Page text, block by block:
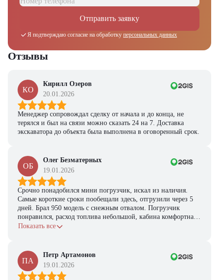
Отправить заявку
Я подтверждаю согласие на обработку персональных данных
Отзывы
КО
Кирилл Озеров
20.01.2026
Менеджер сопровождал сделку от начала и до конца, не
терялся и был на связи можно сказать 24 на 7. Доставка
экскаватора до объекта была выполнена в оговоренный срок.
ОБ
Олег Безматерных
19.01.2026
Срочно понадобился мини погрузчик, искал из наличия.
Самые короткие сроки пообещали здесь, отгрузили через 5
дней. Брал 950 модель с снежным отвалом. Погрузчик
понравился, расход топлива небольшой, кабина комфортная,
с задачами справляется.
Показать все
ПА
Петр Артамонов
19.01.2026